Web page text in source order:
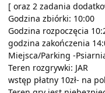
[ oraz 2 zadania
Godzina zbiórki: 10:00
Godzina rozpoczęcia
godzina zakończenia
Miejsca/Parking -
Teren rozgrywki: JAR
wstęp płatny 10zł- na